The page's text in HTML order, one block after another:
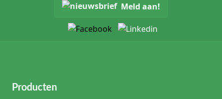
Meld aan!
Producten